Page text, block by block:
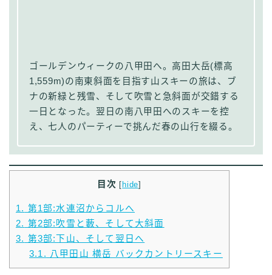
ゴールデンウィークの八甲田へ。高田大岳(標高
1,559m)の南東斜面を目指す山スキーの旅は、ブ
ナの新緑と残雪、そして吹雪と急斜面が交錯する
一日となった。翌日の南八甲田へのスキーを控
え、七人のパーティーで挑んだ春の山行を綴る。
目次 [ hide]
1. 第1部:水連沼からコルへ
2. 第2部:吹雪と藪、そして大斜面
3. 第3部:下山、そして翌日へ
3.1. 八甲田山 横岳 バックカントリースキー